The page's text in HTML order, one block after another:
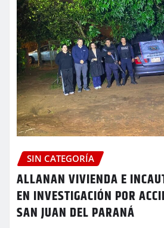
SIN CATEGORÍA
ALLANAN VIVIENDA E
EN INVESTIGACIÓN POR
SAN JUAN DEL PARANÁ